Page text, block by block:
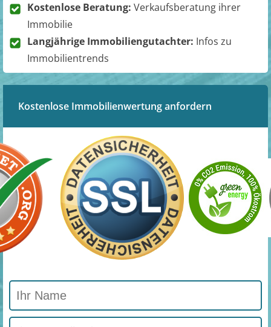
Kostenlose Beratung: Verkaufsberatung ihrer
Immobilie
Langjährige Immobiliengutachter: Infos zu
Immobilientrends
Kostenlose Immobilienwertung anfordern